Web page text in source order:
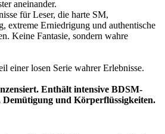
aneinander.
für Leser, die harte SM,
extreme Erniedrigung und authentische
Keine Fantasie, sondern wahre
einer losen Serie wahrer Erlebnisse.
Enthält intensive BDSM-
Demütigung und Körperflüssigkeiten.